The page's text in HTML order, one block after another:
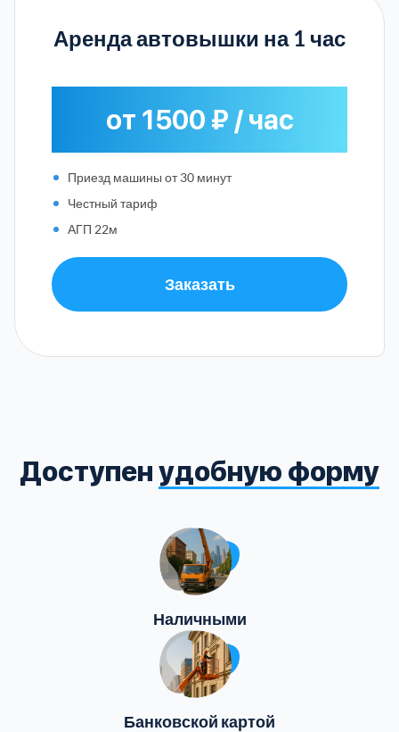
Аренда автовышки на 1 час
от 1500 ₽ / час
Приезд машины от 30 минут
Честный тариф
АГП 22м
Заказать
Доступенудобную форму
Наличными
Банковской картой